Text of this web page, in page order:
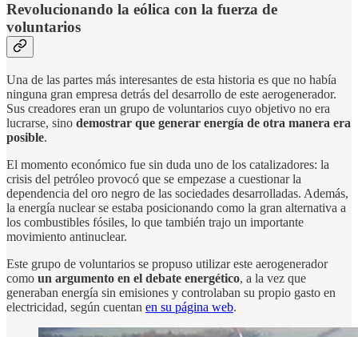
Revolucionando la eólica con la fuerza de
voluntarios
Una de las partes más interesantes de esta historia es que no había
ninguna gran empresa detrás del desarrollo de este aerogenerador.
Sus creadores eran un grupo de voluntarios cuyo objetivo no era
lucrarse, sino demostrar que generar energía de otra manera era
posible.
El momento económico fue sin duda uno de los catalizadores: la
crisis del petróleo provocó que se empezase a cuestionar la
dependencia del oro negro de las sociedades desarrolladas. Además,
la energía nuclear se estaba posicionando como la gran alternativa a
los combustibles fósiles, lo que también trajo un importante
movimiento antinuclear.
Este grupo de voluntarios se propuso utilizar este aerogenerador
como un argumento en el debate energético, a la vez que
generaban energía sin emisiones y controlaban su propio gasto en
electricidad, según cuentan en su página web.